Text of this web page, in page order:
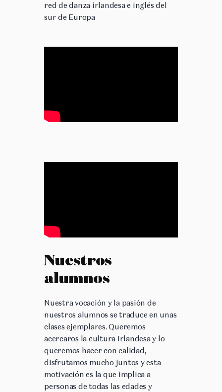
red de danza irlandesa e inglés del
sur de Europa
Nuestros
alumnos
Nuestra vocación y la pasión de
nuestros alumnos se traduce en unas
clases ejemplares. Queremos
acercaros la cultura Irlandesa y lo
queremos hacer con calidad,
disfrutamos mucho juntos y esta
motivación es la que implica a
personas de todas las edades y